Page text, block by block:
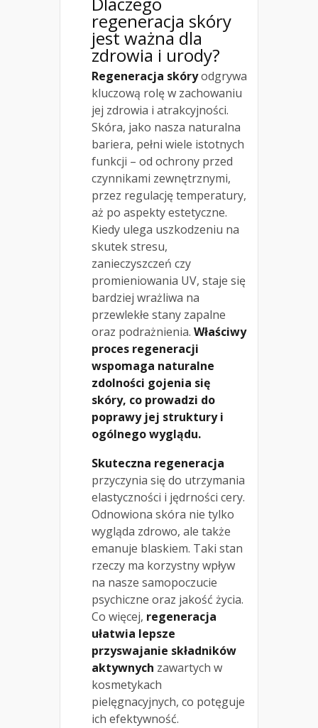
regeneracja skóry
jest ważna dla
zdrowia i urody?
Regeneracja skóryodgrywa
kluczową rolę w zachowaniu
jej zdrowia i atrakcyjności.
Skóra, jako nasza naturalna
bariera, pełni wiele istotnych
funkcji – od ochrony przed
czynnikami zewnętrznymi,
przez regulację temperatury,
aż po aspekty estetyczne.
Kiedy ulega uszkodzeniu na
skutek stresu,
zanieczyszczeń czy
promieniowania UV, staje się
bardziej wrażliwa na
przewlekłe stany zapalne
oraz podrażnienia. Właściwy
proces regeneracji
wspomaga naturalne
zdolności gojenia się
skóry, co prowadzi do
poprawy jej struktury i
ogólnego wyglądu.
Skuteczna regeneracja
przyczynia się do utrzymania
elastyczności i jędrności cery.
Odnowiona skóra nie tylko
wygląda zdrowo, ale także
emanuje blaskiem. Taki stan
rzeczy ma korzystny wpływ
na nasze samopoczucie
psychiczne oraz jakość życia.
Co więcej, regeneracja
ułatwia lepsze
przyswajanie składników
aktywnych zawartych w
kosmetykach
pielęgnacyjnych, co potęguje
ich efektywność.